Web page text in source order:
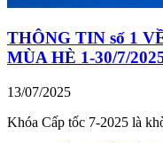
THÔNG TIN số 1
MÙA HÈ 1-30/7/
13/07/2025
Khóa Cấp tốc 7-2025 là